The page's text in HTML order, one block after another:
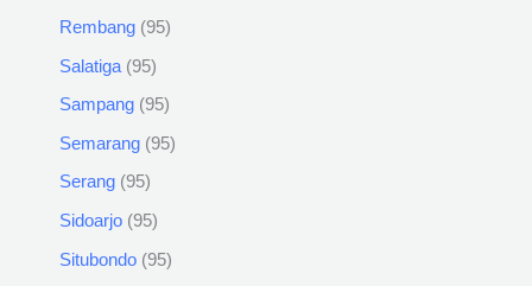
Rembang 95
Salatiga 95
Sampang 95
Semarang 95
Serang 95
Sidoarjo 95
Situbondo 95